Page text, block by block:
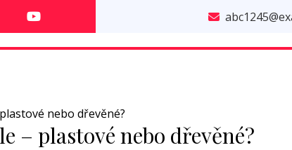
nebo dřevěné?
– plastové nebo dřevěné?